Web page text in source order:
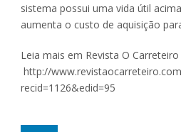
sistema possui uma vida útil
aumenta o custo de aquisição
Leia mais em Revista O
http://
recid=1126&edid=95